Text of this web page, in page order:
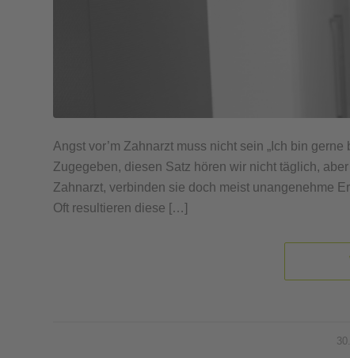
Angst vor’m Zahnarzt muss nicht sein „Ich bin
Zugegeben, diesen Satz hören wir nicht täglich,
Zahnarzt, verbinden sie doch meist unangenehme
Oft resultieren diese […]